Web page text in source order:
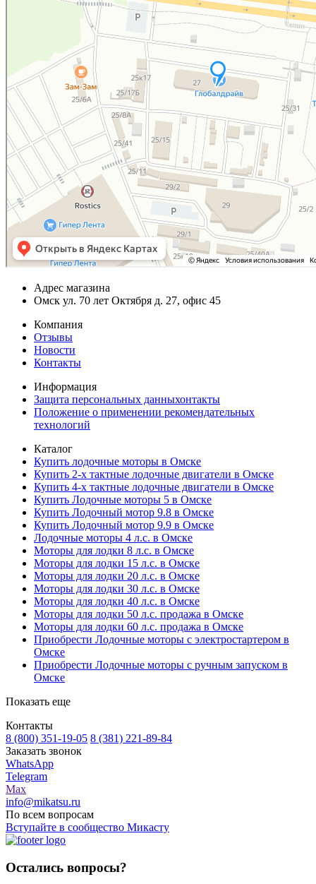
Адрес магазина
Омск ул. 70 лет Октября д. 27, офис 45
Компания
Отзывы
Новости
Контакты
Информация
Защита персональных данныхонтакты
Положение о применении рекомендательных
технологий
Каталог
Купить лодочные моторы в Омске
Купить 2-х тактные лодочные двигатели в Омске
Купить 4-х тактные лодочные двигатели в Омске
Купить Лодочные моторы 5 в Омске
Купить Лодочный мотор 9.8 в Омске
Купить Лодочный мотор 9.9 в Омске
Лодочные моторы 4 л.с. в Омске
Моторы для лодки 8 л.с. в Омске
Моторы для лодки 15 л.с. в Омске
Моторы для лодки 20 л.с. в Омске
Моторы для лодки 30 л.с. в Омске
Моторы для лодки 40 л.с. в Омске
Моторы для лодки 50 л.с. продажа в Омске
Моторы для лодки 60 л.с. продажа в Омске
Приобрести Лодочные моторы с электростартером в
Омске
Приобрести Лодочные моторы с ручным запуском в
Омске
Показать еще
Контакты
8 (800) 351-19-05 8 (381) 221-89-84
Заказать звонок
WhatsApp
Telegram
Max
info@mikatsu.ru
По всем вопросам
Вступайте в сообщество Микасту
Остались вопросы?